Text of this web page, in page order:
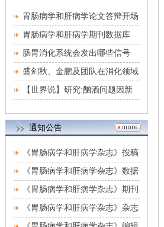
胃肠病学和肝病学论文答辩开场
白（男人喝醉酒
胃肠病学和肝病学期刊数据库
（胃肠病学和肝病
肠胃消化系统会发出哪些信号
盛剑秋、金鹏及团队在消化领域
国际知名期刊发
【世界说】研究:酗酒问题因新
通知公告
《胃肠病学和肝病学杂志》投稿
方式
《胃肠病学和肝病学杂志》数据
库收录影响力
《胃肠病学和肝病学杂志》期刊
栏目设置
《胃肠病学和肝病学杂志》杂志